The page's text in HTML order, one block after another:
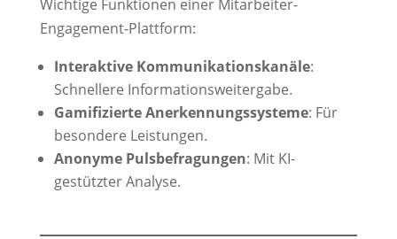
Wichtige Funktionen einer Mitarbeiter-
Engagement-Plattform:
Interaktive Kommunikationskanäle:
Schnellere Informationsweitergabe.
Gamifizierte Anerkennungssysteme: Für
besondere Leistungen.
Anonyme Pulsbefragungen: Mit KI-
gestützter Analyse.